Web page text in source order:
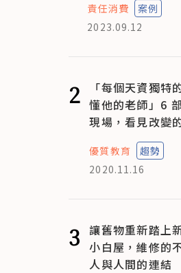
責任消費
案例
2023.09.12
2
「每個天資獨特
懂他的老師」6
現場，看見改變
優質教育
趨勢
2020.11.16
3
讓舊物重新踏
小白屋，維修的
人與人間的連結